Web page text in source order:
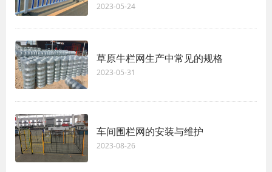
2023-05-24
草原牛栏网生产中常见的规格
2023-05-31
车间围栏网的安装与维护
2023-08-26